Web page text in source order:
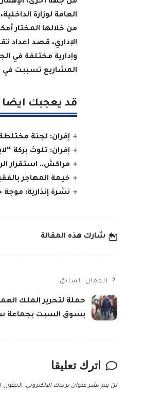
العامة لوزارة الداخلية
من خلالها المختار
الإداري، قصد إعداد
وإدارية مختلفة في
المشاريع تسببت في
قد يعجبك ايضا
إفران: لجنة
إفران: تلوث بركة
مراكش.. استقرار
خيمة المهاجر
نشرة إنذارية: موجة حر تصل إلى 47 درجة وعواصف
شارك هذه المقالة
المقال السابق
حملة لتحرير الملك
بسوق السبت بجماعة
اترك تعليقا
لن يتم نشر عنوان بريدك الإلكتروني. الحقول